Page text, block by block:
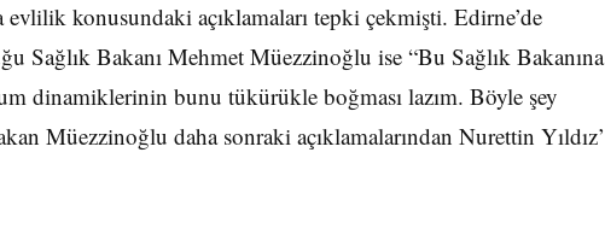
konusundaki açıklamaları tepki çekmişti. Edirne’de
Sağlık Bakanı Mehmet Müezzinoğlu ise “Bu Sağlık Bakanına
dinamiklerinin bunu tükürükle boğması lazım. Böyle şey
Müezzinoğlu daha sonraki açıklamalarından Nurettin Yıldız’